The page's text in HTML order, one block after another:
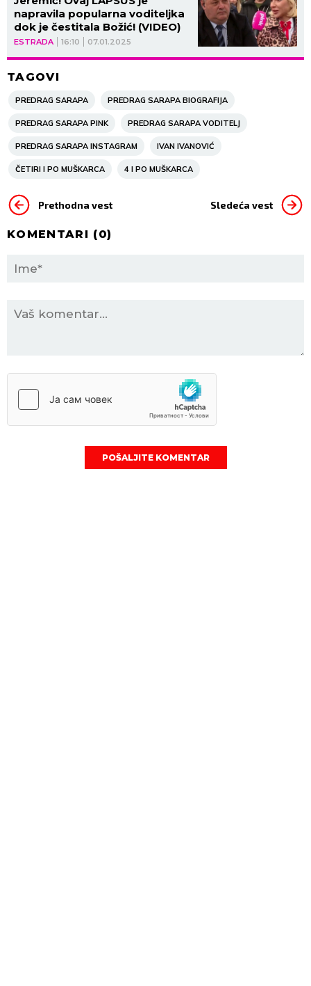
ESTRADA 16:10 07.01.2025
napravila popularna voditeljka
dok je čestitala Božić! (VIDEO)
TAGOVI
PREDRAG SARAPA PREDRAG SARAPA BIOGRAFIJA
PREDRAG SARAPA PINK PREDRAG SARAPA VODITELJ
PREDRAG SARAPA INSTAGRAM IVAN IVANOVIĆ
ČETIRI I PO MUŠKARCA 4 I PO MUŠKARCA
Prethodna vest Sledeća vest
KOMENTARI (0)
POŠALJITE KOMENTAR